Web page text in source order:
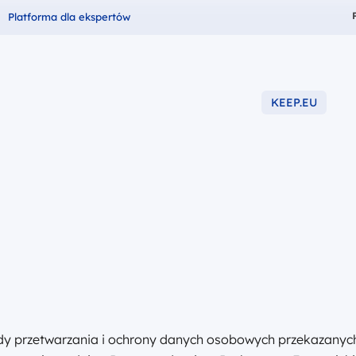
Fundusze dla
Platforma dla ekspertów
KEEP.EU
przetwarzania i ochrony danych osobowych